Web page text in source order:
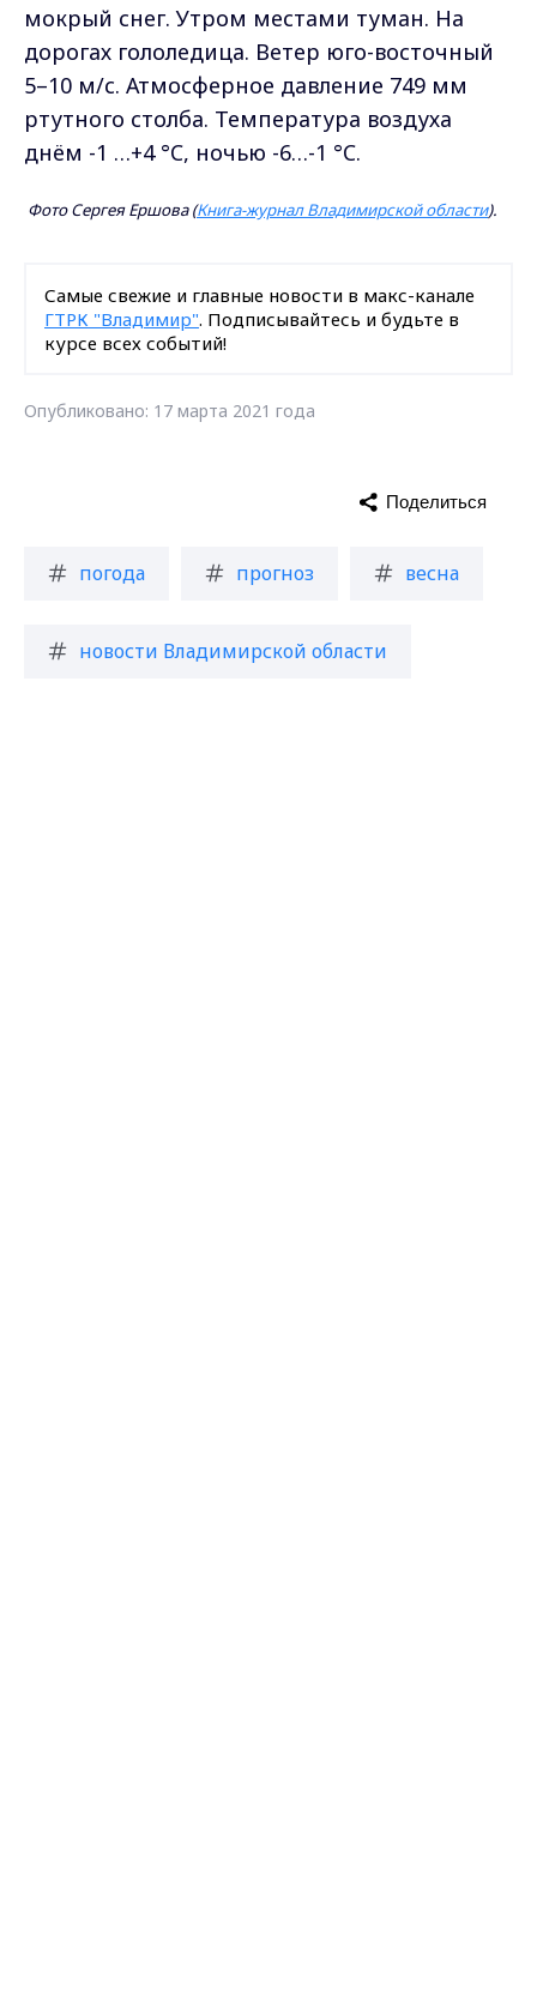
мокрый снег. Утром местами туман. На
дорогах гололедица. Ветер юго-восточный
5–10 м/с. Атмосферное давление 749 мм
ртутного столба. Температура воздуха
днём -1 …+4 °C, ночью -6…-1 °C.
Фото Сергея Ершова (Книга-журнал Владимирской области).
Самые свежие и главные новости в макс-канале
ГТРК "Владимир". Подписывайтесь и будьте в
курсе всех событий!
Опубликовано: 17 марта 2021 года
погода прогноз весна
новости Владимирской области
Поделиться